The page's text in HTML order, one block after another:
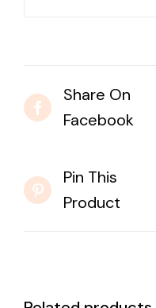
Share On
Facebook
Pin This
Product